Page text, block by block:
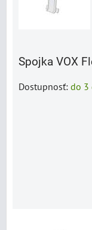
Spojka VOX
Dostupnosť: do 3